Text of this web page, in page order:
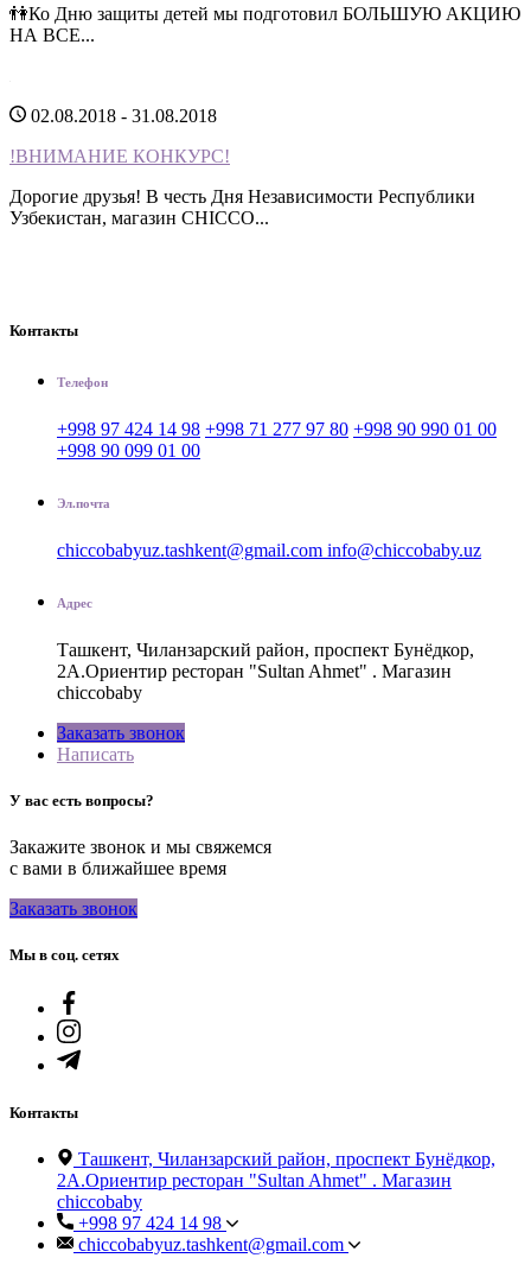
👫Ко Дню защиты детей мы подготовил БОЛЬШУЮ АКЦИЮ
НА ВСЕ...
02.08.2018 - 31.08.2018
!ВНИМАНИЕ КОНКУРС!
Дорогие друзья! В честь Дня Независимости Республики
Узбекистан, магазин CHICCO...
Контакты
Телефон
+998 97 424 14 98 +998 71 277 97 80 +998 90 990 01 00
+998 90 099 01 00
Эл.почта
chiccobabyuz.tashkent@gmail.com info@chiccobaby.uz
Адрес
Ташкент, Чиланзарский район, проспект Бунёдкор,
2А.Ориентир ресторан "Sultan Ahmet" . Магазин
chiccobaby
Заказать звонок
Написать
У вас есть вопросы?
Закажите звонок и мы свяжемся
с вами в ближайшее время
Заказать звонок
Мы в соц. сетях
Контакты
Ташкент, Чиланзарский район, проспект Бунёдкор,
2А.Ориентир ресторан "Sultan Ahmet" . Магазин
chiccobaby
+998 97 424 14 98
chiccobabyuz.tashkent@gmail.com